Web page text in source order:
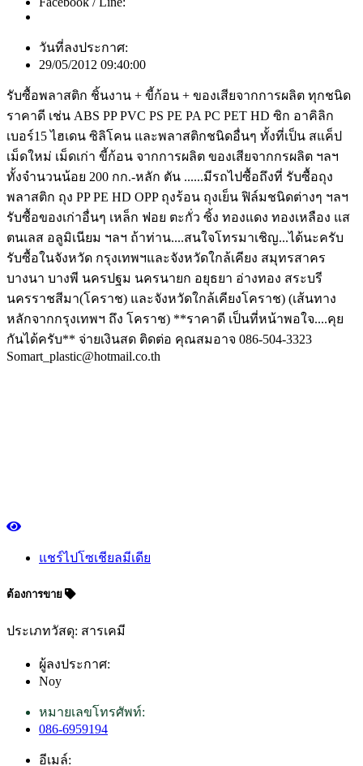
วันที่ลงประกาศ:
29/05/2012 09:40:00
รับซื้อพลาสติก ชิ้นงาน + ขี้ก้อน + ของเสียจากการผลิต ทุกชนิด
ราคาดี เช่น ABS PP PVC PS PE PA PC PET HD ซิก อาคิลิก
เบอร์15 ไฮเดน ซิลิโคน และพลาสติกชนิดอื่นๆ ทั้งที่เป็น สแค็ป
เม็ดใหม่ เม็ดเก่า ขี้ก้อน จากการผลิต ของเสียจากกรผลิต ฯลฯ
ทั้งจำนวนน้อย 200 กก.-หลัก ตัน ......มีรถไปซื้อถึงที่ รับซื้อถุง
พลาสติก ถุง PP PE HD OPP ถุงร้อน ถุงเย็น ฟิล์มชนิดต่างๆ ฯลฯ
รับซื้อของเก่าอื่นๆ เหล็ก ฟอย ตะกั่ว ซิ้ง ทองแดง ทองเหลือง แส
ตนเลส อลูมิเนียม ฯลฯ ถ้าท่าน....สนใจโทรมาเชิญ...ได้นะครับ
รับซื้อในจังหวัด กรุงเทพฯและจังหวัดใกล้เคียง สมุทรสาคร
บางนา บางพี นครปฐม นครนายก อยุธยา อ่างทอง สระบรี
นครราชสีมา(โคราช) และจังหวัดใกล้เคียงโคราช) (เส้นทาง
หลักจากกรุงเทพฯ ถึง โคราช) **ราคาดี เป็นที่หน้าพอใจ....คุย
กันได้ครับ** จ่ายเงินสด ติดต่อ คุณสมอาจ 086-504-3323
Somart_plastic@hotmail.co.th
แชร์ไปโซเชียลมีเดีย
ต้องการขาย
ประเภทวัสดุ: สารเคมี
ผู้ลงประกาศ:
Noy
หมายเลขโทรศัพท์:
086-6959194
อีเมล์: